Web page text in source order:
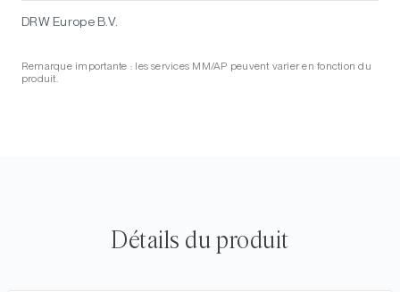
DRW Europe B.V.
Remarque importante : les services MM/AP peuvent varier en fonction du
produit.
Détails du produit